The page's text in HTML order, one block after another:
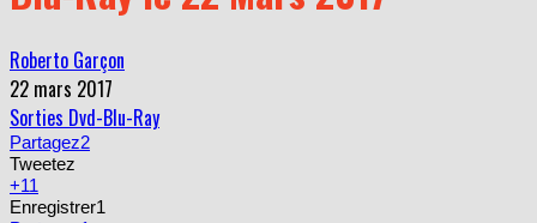
22 mars 2017
Sorties Dvd-Blu-Ray
Partagez2
Tweetez
+11
Enregistrer
Partagez1